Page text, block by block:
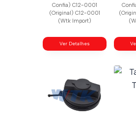
Confia) C12-0001
(Original) C12-0001
(Wtk Import)
Ver Detalhes